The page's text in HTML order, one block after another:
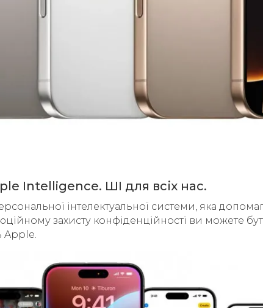
Intelligence. ШІ для всіх нас.
інтелектуальної системи, яка
захисту конфіденційності ви можете
Apple.